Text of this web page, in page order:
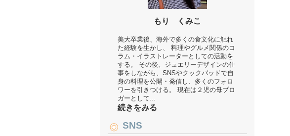
もり くみこ
美大卒業後、海外で多くの食文化に触れ
た経験を生かし、 料理やグルメ関係のコ
ラム・イラストレーターとしての活動を
する。 その後、ジュエリーデザインの仕
事をしながら、SNSやクックパッドで自
身の料理を公開・発信し、多くのフォロ
ワーを引きつける。 現在は２児の母ブロ
ガーとして...
続きをみる
SNS